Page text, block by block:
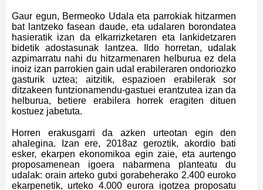
Gaur egun, Bermeoko Udala eta parrokiak hitzarmen
bat lantzeko fasean daude, eta udalaren borondatea
hasieratik izan da elkarrizketaren eta lankidetzaren
bidetik adostasunak lantzea. Ildo horretan, udalak
azpimarratu nahi du hitzarmenaren helburua ez dela
inoiz izan parrokien gain udal erabileraren ondoriozko
gasturik uztea; aitzitik, espazioen erabilerak sor
ditzakeen funtzionamendu-gastuei erantzutea izan da
helburua, betiere erabilera horrek eragiten dituen
kostuez jabetuta.
Horren erakusgarri da azken urteotan egin den
ahalegina. Izan ere, 2018az geroztik, akordio bati
esker, ekarpen ekonomikoa egin zaie, eta aurtengo
proposamenean igoera nabarmena planteatu du
udalak: orain arteko gutxi gorabeherako 2.400 euroko
ekarpenetik, urteko 4.000 eurora igotzea proposatu